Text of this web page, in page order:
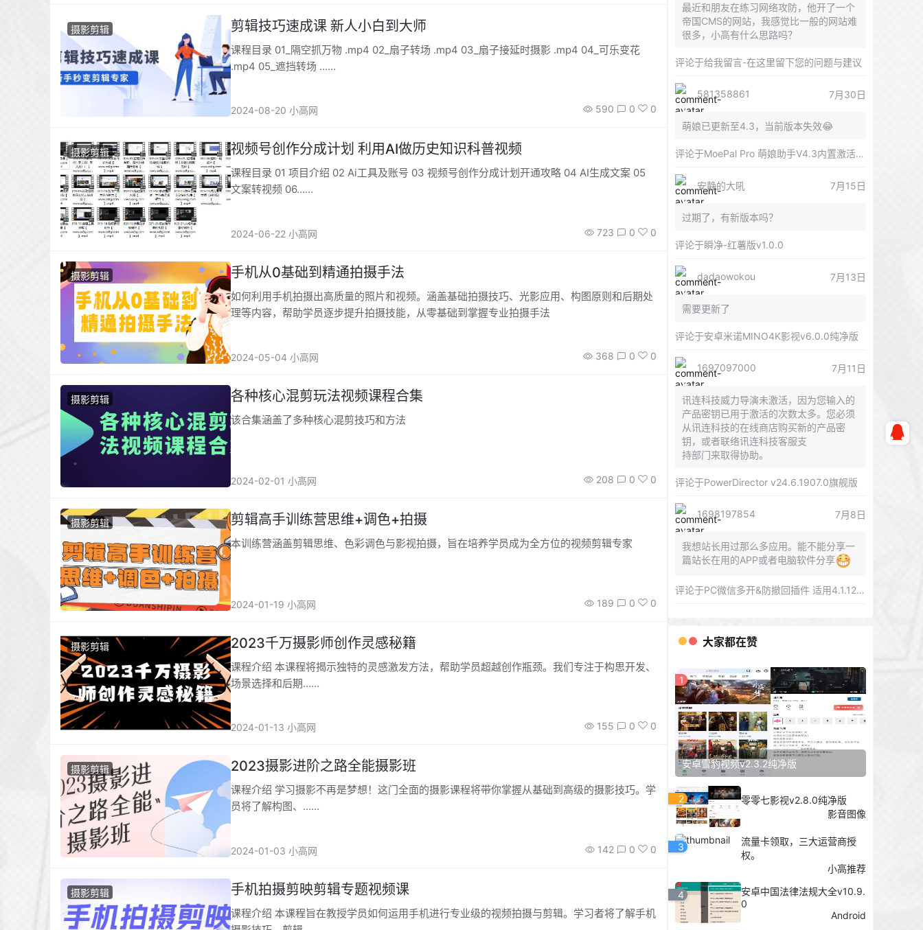
摄影剪辑 剪辑技巧速成课 新人小白到大师
课程目录 01_隔空抓万物 .mp4 02_扇子转场 .mp4 03_扇子接延时摄影 .mp4 04_可乐变花
.mp4 05_遮挡转场 ……
2024-08-20 小高网 590 0 0
摄影剪辑 视频号创作分成计划 利用AI做历史知识科普视频
课程目录 01 项目介绍 02 Ai工具及账号 03 视频号创作分成计划开通攻略 04 AI生成文案 05
文案转视频 06……
2024-06-22 小高网 723 0 0
摄影剪辑 手机从0基础到精通拍摄手法
如何利用手机拍摄出高质量的照片和视频。涵盖基础拍摄技巧、光影应用、构图原则和后期处
理等内容，帮助学员逐步提升拍摄技能，从零基础到掌握专业拍摄手法
2024-05-04 小高网 368 0 0
摄影剪辑 各种核心混剪玩法视频课程合集
该合集涵盖了多种核心混剪技巧和方法
2024-02-01 小高网 208 0 0
摄影剪辑 剪辑高手训练营思维+调色+拍摄
本训练营涵盖剪辑思维、色彩调色与影视拍摄，旨在培养学员成为全方位的视频剪辑专家
2024-01-19 小高网 189 0 0
摄影剪辑 2023千万摄影师创作灵感秘籍
课程介绍 本课程将揭示独特的灵感激发方法，帮助学员超越创作瓶颈。我们专注于构思开发、
场景选择和后期……
2024-01-13 小高网 155 0 0
摄影剪辑 2023摄影进阶之路全能摄影班
课程介绍 学习摄影不再是梦想！这门全面的摄影课程将带你掌握从基础到高级的摄影技巧。学
员将了解构图、……
2024-01-03 小高网 142 0 0
摄影剪辑 手机拍摄剪映剪辑专题视频课
课程介绍 本课程旨在教授学员如何运用手机进行专业级的视频拍摄与剪辑。学习者将了解手机
最近和朋友在练习网络攻防，他开了一个
帝国CMS的网站，我感觉比一般的网站难
很多，小高有什么思路吗？
评论于给我留言-在这里留下您的问题与建议
581358861 7月30日
萌娘已更新至4.3，当前版本失效😂
评论于MoePal Pro 萌娘助手V4.3内置激活版 多云盘聚合解析工具
安静的大吼 7月15日
过期了，有新版本吗？
评论于瞬净-红薯版v1.0.0
dadaowokou 7月13日
需要更新了
评论于安卓米诺MINO4K影视v6.0.0纯净版
1697097000 7月11日
讯连科技威力导演未激活，因为您输入的
产品密钥已用于激活的次数太多。您必须
从讯连科技的在线商店购买新的产品密
钥，或者联络讯连科技客服支
持部门来取得协助。
评论于PowerDirector v24.6.1907.0旗舰版
1698197854 7月8日
我想站长用过那么多应用。能不能分享一
篇站长在用的APP或者电脑软件分享
评论于PC微信多开&防撤回插件 适用4.1.12.26
大家都在赞
1
安卓雪豹视频v2.3.2纯净版
2
零零七影视v2.8.0纯净版
影音图像
3
流量卡领取，三大运营商授
权。
小高推荐
4
安卓中国法律法规大全v10.9.
0
Android